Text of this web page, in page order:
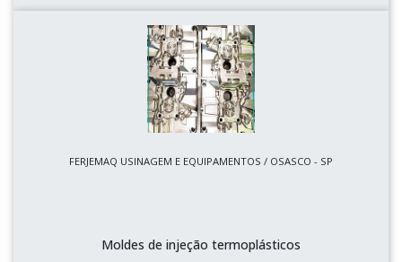
FERJEMAQ USINAGEM E EQUIPAMENTOS / OSASCO - SP
Moldes de injeção termoplásticos